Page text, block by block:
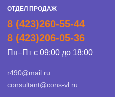
ОТДЕЛ ПРОДАЖ
8 (423)260-55-44
8 (423)206-05-36
Пн–Пт с 09:00 до 18:00
r490@mail.ru
consultant@cons-vl.ru